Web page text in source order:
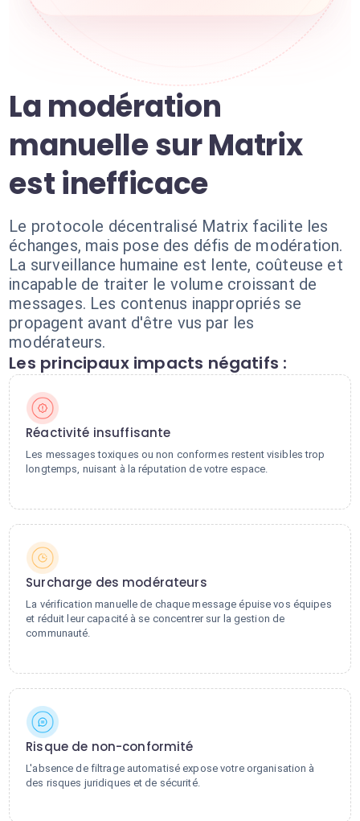
La modération
manuelle sur Matrix
est inefficace
Le protocole décentralisé Matrix facilite les
échanges, mais pose des défis de modération.
La surveillance humaine est lente, coûteuse et
incapable de traiter le volume croissant de
messages. Les contenus inappropriés se
propagent avant d'être vus par les
modérateurs.
Les principaux impacts négatifs :
Réactivité insuffisante
Les messages toxiques ou non conformes restent visibles trop
longtemps, nuisant à la réputation de votre espace.
Surcharge des modérateurs
La vérification manuelle de chaque message épuise vos équipes
et réduit leur capacité à se concentrer sur la gestion de
communauté.
Risque de non-conformité
L'absence de filtrage automatisé expose votre organisation à
des risques juridiques et de sécurité.